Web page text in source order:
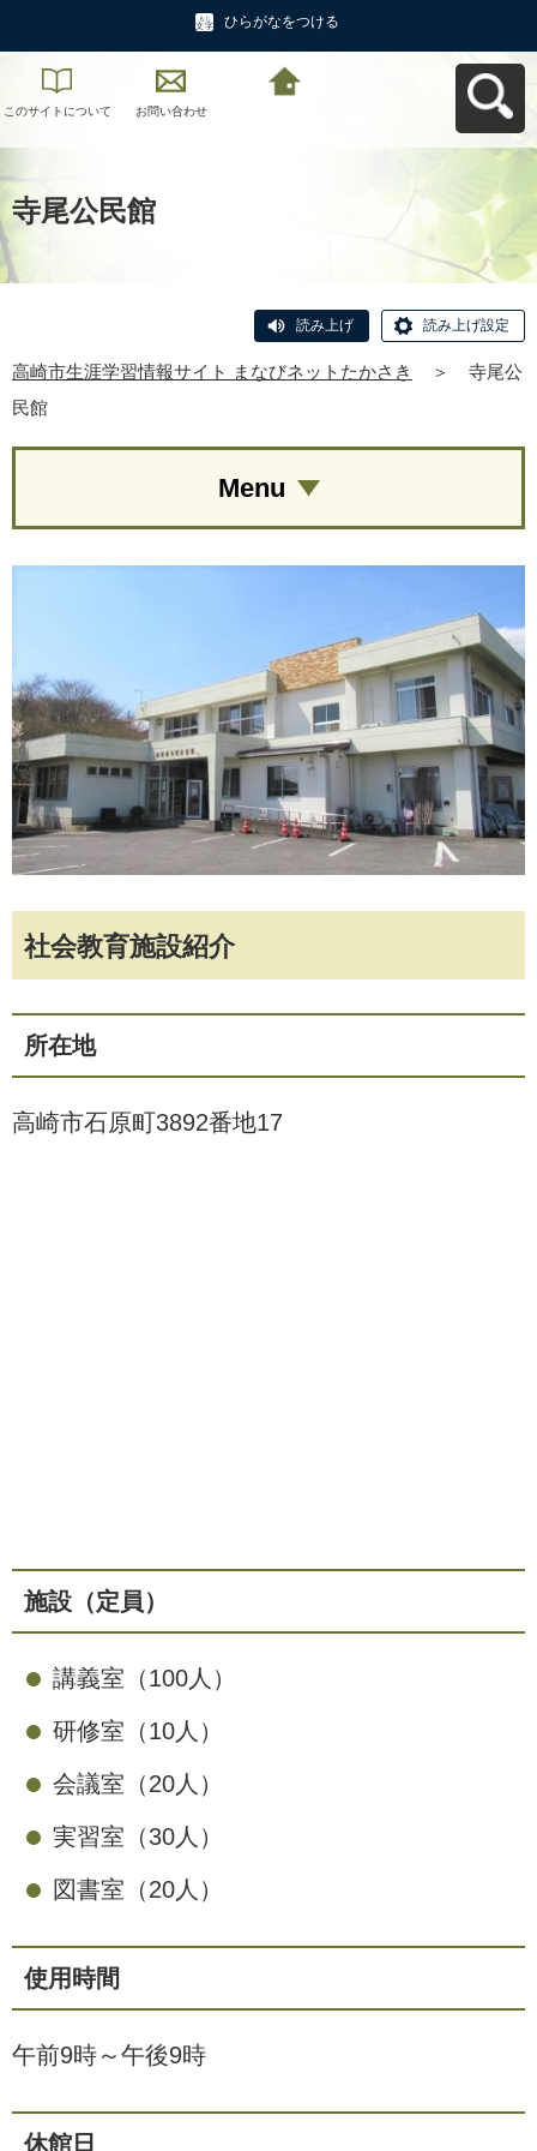
ひらがなをつける
このサイトについて お問い合わせ
寺尾公民館
読み上げ 読み上げ設定
高崎市生涯学習情報サイト まなびネットたかさき ＞
寺尾公
民館
社会教育施設紹介
所在地
高崎市石原町3892番地17
施設（定員）
講義室（100人）
研修室（10人）
会議室（20人）
実習室（30人）
図書室（20人）
使用時間
午前9時～午後9時
休館日
Menu